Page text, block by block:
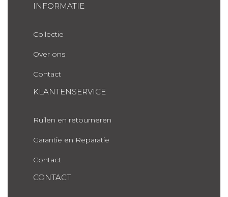
INFORMATIE
Collectie
Over ons
Contact
KLANTENSERVICE
Ruilen en retourneren
Garantie en Reparatie
Contact
CONTACT